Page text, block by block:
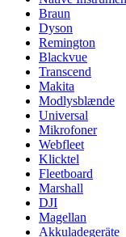
Braun
Dyson
Remington
Blackvue
Transcend
Makita
Modlysblænde
Universal
Mikrofoner
Webfleet
Klicktel
Fleetboard
Marshall
DJI
Magellan
Akkuladegeräte